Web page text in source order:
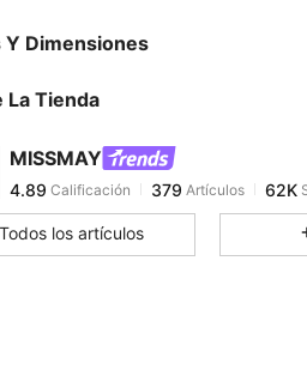
Y Dimensiones
La Tienda
MISSMAY
4.89
4.89 Calificación 379
v***spagó Hace 1 día
4.89
Todos los artículos